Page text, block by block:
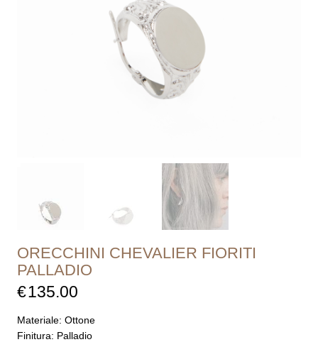
ORECCHINI CHEVALIER FIORITI
PALLADIO
€135.00
Materiale: Ottone
Finitura: Palladio